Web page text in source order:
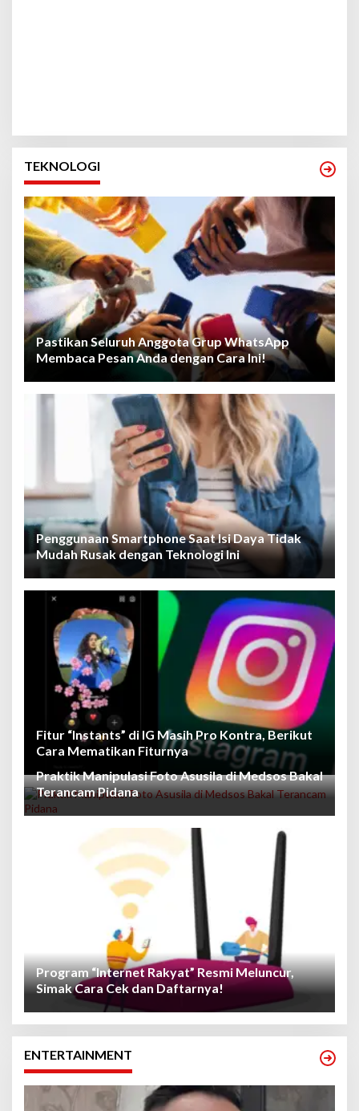
TEKNOLOGI
Pastikan Seluruh Anggota Grup WhatsApp
Membaca Pesan Anda dengan Cara Ini!
Penggunaan Smartphone Saat Isi Daya Tidak
Mudah Rusak dengan Teknologi Ini
Fitur “Instants” di IG Masih Pro Kontra, Berikut
Cara Mematikan Fiturnya
Praktik Manipulasi Foto Asusila di Medsos Bakal
Terancam Pidana
Program “Internet Rakyat” Resmi Meluncur,
Simak Cara Cek dan Daftarnya!
ENTERTAINMENT